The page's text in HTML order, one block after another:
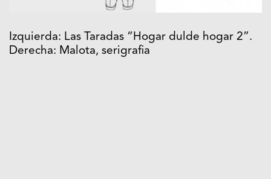
Izquierda: Las Taradas “Hogar dulde hogar 2”.
Derecha: Malota, serigrafia